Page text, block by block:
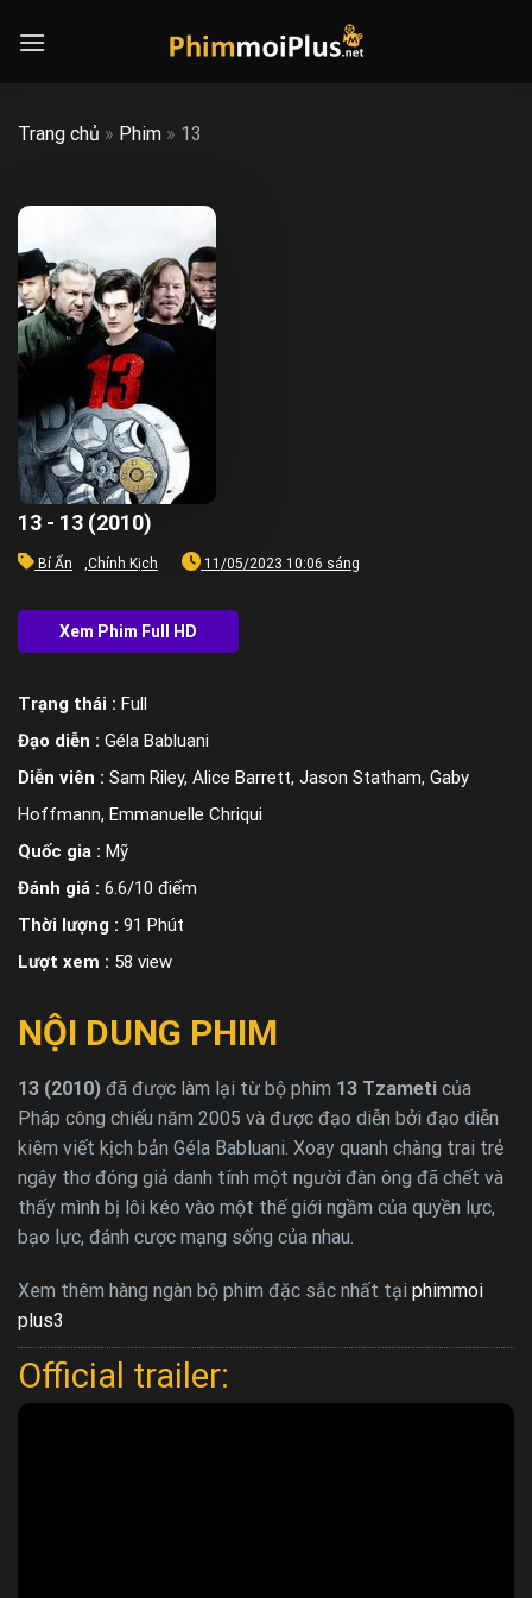
Trang chủ » Phim » 13
13 - 13 (2010)
Bí Ẩn ,Chính Kịch 11/05/2023 10:06 sáng
Trạng thái : Full
Đạo diễn : Géla Babluani
Diễn viên : Sam Riley, Alice Barrett, Jason Statham, Gaby
Hoffmann, Emmanuelle Chriqui
Quốc gia : Mỹ
Đánh giá : 6.6/10 điểm
Thời lượng : 91 Phút
Lượt xem : 58 view
NỘI DUNG PHIM
13 (2010) đã được làm lại từ bộ phim 13 Tzameti của
Pháp công chiếu năm 2005 và được đạo diễn bởi đạo diễn
kiêm viết kịch bản Géla Babluani. Xoay quanh chàng trai trẻ
ngây thơ đóng giả danh tính một người đàn ông đã chết và
thấy mình bị lôi kéo vào một thế giới ngầm của quyền lực,
bạo lực, đánh cược mạng sống của nhau.
Xem thêm hàng ngàn bộ phim đặc sắc nhất tại phimmoi
plus3
Official trailer: